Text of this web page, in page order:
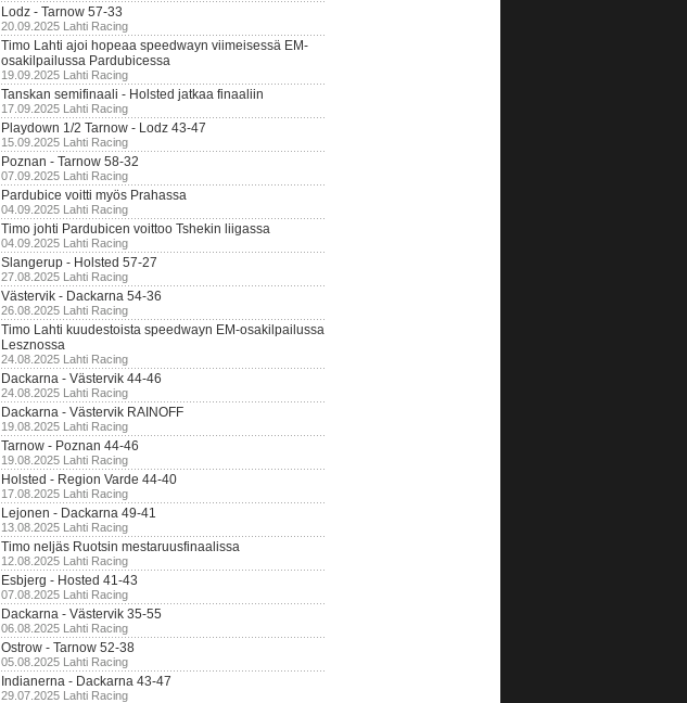
Lodz - Tarnow 57-33
20.09.2025 Lahti Racing
Timo Lahti ajoi hopeaa speedwayn viimeisessä EM-
osakilpailussa Pardubicessa
19.09.2025 Lahti Racing
Tanskan semifinaali - Holsted jatkaa finaaliin
17.09.2025 Lahti Racing
Playdown 1/2 Tarnow - Lodz 43-47
15.09.2025 Lahti Racing
Poznan - Tarnow 58-32
07.09.2025 Lahti Racing
Pardubice voitti myös Prahassa
04.09.2025 Lahti Racing
Timo johti Pardubicen voittoo Tshekin liigassa
04.09.2025 Lahti Racing
Slangerup - Holsted 57-27
27.08.2025 Lahti Racing
Västervik - Dackarna 54-36
26.08.2025 Lahti Racing
Timo Lahti kuudestoista speedwayn EM-osakilpailussa
Lesznossa
24.08.2025 Lahti Racing
Dackarna - Västervik 44-46
24.08.2025 Lahti Racing
Dackarna - Västervik RAINOFF
19.08.2025 Lahti Racing
Tarnow - Poznan 44-46
19.08.2025 Lahti Racing
Holsted - Region Varde 44-40
17.08.2025 Lahti Racing
Lejonen - Dackarna 49-41
13.08.2025 Lahti Racing
Timo neljäs Ruotsin mestaruusfinaalissa
12.08.2025 Lahti Racing
Esbjerg - Hosted 41-43
07.08.2025 Lahti Racing
Dackarna - Västervik 35-55
06.08.2025 Lahti Racing
Ostrow - Tarnow 52-38
05.08.2025 Lahti Racing
Indianerna - Dackarna 43-47
29.07.2025 Lahti Racing